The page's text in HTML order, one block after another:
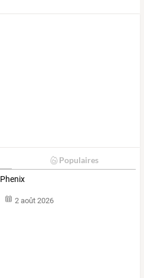
Populaires
Phenix
2 août 2026